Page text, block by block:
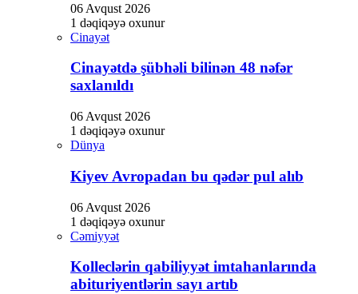
06 Avqust 2026
1 dəqiqəyə oxunur
Cinayət
Cinayətdə şübhəli bilinən 48 nəfər
saxlanıldı
06 Avqust 2026
1 dəqiqəyə oxunur
Dünya
Kiyev Avropadan bu qədər pul alıb
06 Avqust 2026
1 dəqiqəyə oxunur
Cəmiyyət
Kolleclərin qabiliyyət imtahanlarında
abituriyentlərin sayı artıb